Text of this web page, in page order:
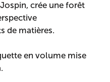
crée une forêt
de matières.
en volume mise